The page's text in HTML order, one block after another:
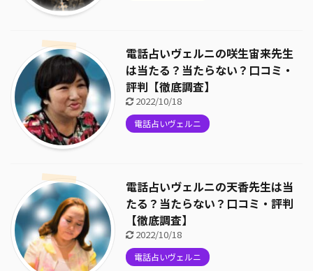
電話占いヴェルニの咲生宙来先生
は当たる？当たらない？口コミ・
評判【徹底調査】
2022/10/18
電話占いヴェルニ
電話占いヴェルニの天香先生は当
たる？当たらない？口コミ・評判
【徹底調査】
2022/10/18
電話占いヴェルニ